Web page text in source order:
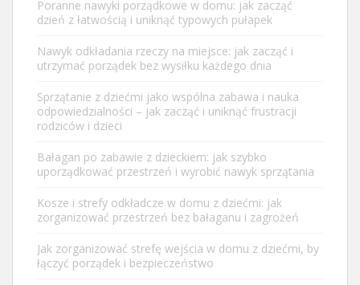
Poranne nawyki porządkowe w domu: jak zacząć
dzień z łatwością i uniknąć typowych pułapek
Nawyk odkładania rzeczy na miejsce: jak zacząć i
utrzymać porządek bez wysiłku każdego dnia
Sprzątanie z dziećmi jako wspólna zabawa i nauka
odpowiedzialności – jak zacząć i uniknąć frustracji
rodziców i dzieci
Bałagan po zabawie z dzieckiem: jak szybko
uporządkować przestrzeń i wyrobić nawyk sprzątania
Kosze i strefy odkładcze w domu z dziećmi: jak
zorganizować przestrzeń bez bałaganu i zagrożeń
Jak zorganizować strefę wejścia w domu z dziećmi, by
łączyć porządek i bezpieczeństwo